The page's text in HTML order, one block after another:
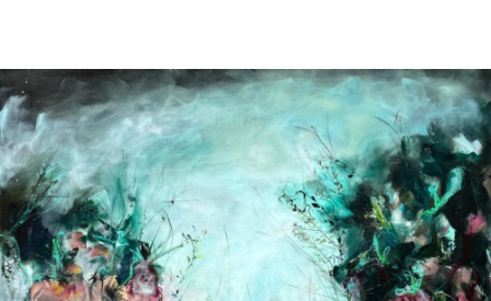
About
Tina Palu
Paintings
Concept
Contact